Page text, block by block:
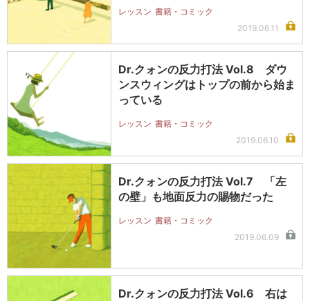
レッスン 書籍・コミック
2019.06.11
Dr.クォンの反力打法 Vol.8 ダウ
ンスウィングはトップの前から始ま
っている
レッスン 書籍・コミック
2019.06.10
Dr.クォンの反力打法 Vol.7 「左
の壁」も地面反力の賜物だった
レッスン 書籍・コミック
2019.06.09
Dr.クォンの反力打法 Vol.6 右は